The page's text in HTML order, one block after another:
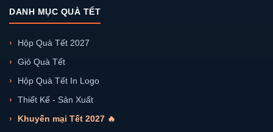
DANH MỤC QUÀ TẾT
Hộp Quà Tết 2027
Giỏ Quà Tết
Hộp Quà Tết In Logo
Thiết Kế - Sản Xuất
Khuyến mại Tết 2027 🔥